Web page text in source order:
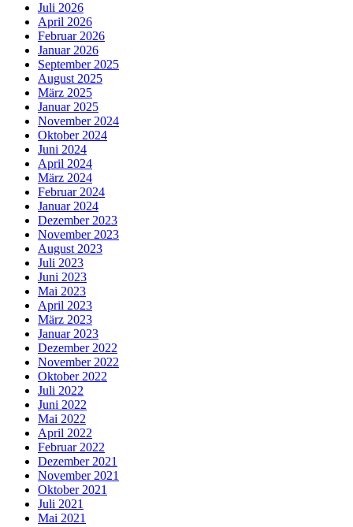
Juli 2026
April 2026
Februar 2026
Januar 2026
September 2025
August 2025
März 2025
Januar 2025
November 2024
Oktober 2024
Juni 2024
April 2024
März 2024
Februar 2024
Januar 2024
Dezember 2023
November 2023
August 2023
Juli 2023
Juni 2023
Mai 2023
April 2023
März 2023
Januar 2023
Dezember 2022
November 2022
Oktober 2022
Juli 2022
Juni 2022
Mai 2022
April 2022
Februar 2022
Dezember 2021
November 2021
Oktober 2021
Juli 2021
Mai 2021